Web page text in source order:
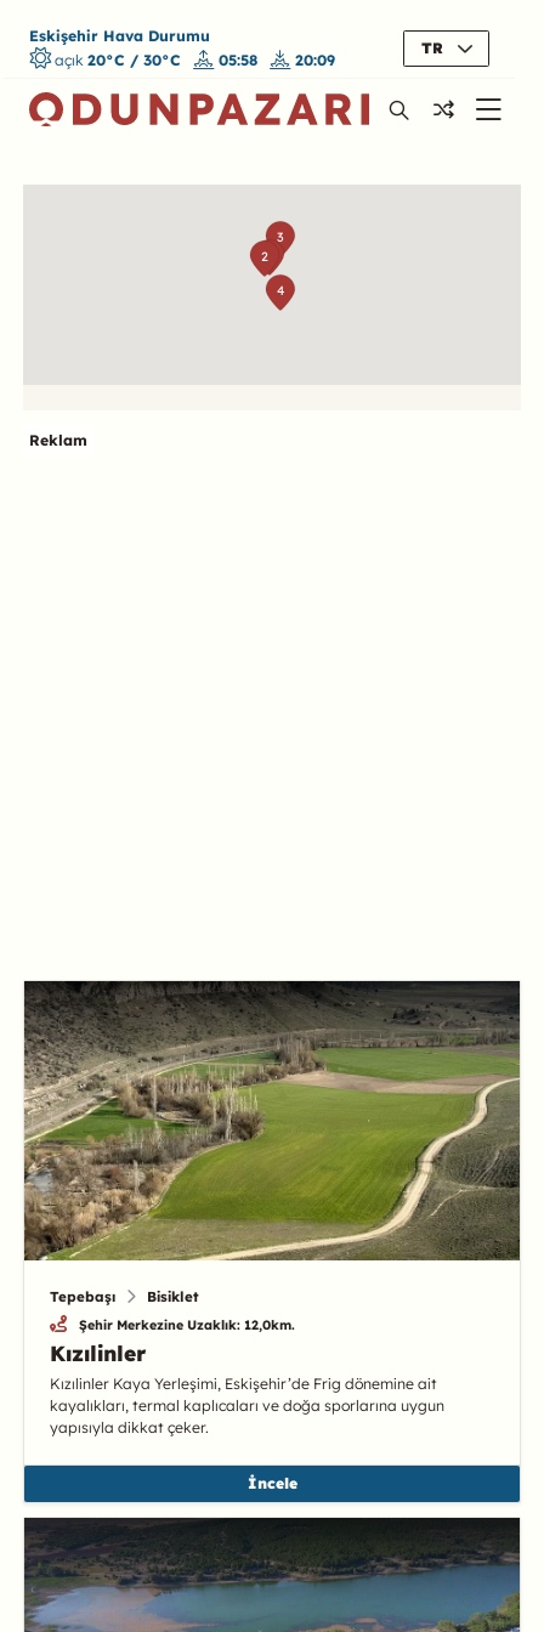
Eskişehir Hava Durumu
açık 20°C / 30°C 05:58 20:09
TR
1
2
3
4
Reklam
Tepebaşı Bisiklet
Şehir Merkezine Uzaklık: 12,0km.
Kızılinler
Kızılinler Kaya Yerleşimi, Eskişehir’de Frig dönemine ait
kayalıkları, termal kaplıcaları ve doğa sporlarına uygun
yapısıyla dikkat çeker.
İncele